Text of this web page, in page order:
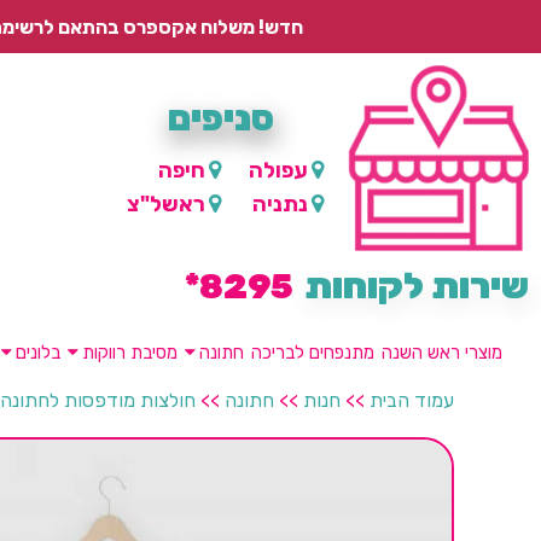
חדש! משלוח אקספרס בהתאם לרשימת היישובים – עד 2 ימי עסקים, ועד 4 ימי עסקים למוצרים
סניפים
עפולה
חיפה
נתניה
ראשל"צ
שירות לקוחות 8295*
מוצרי ראש השנה מתנפחים לבריכה חתונה מסיבת רווקות בלונים
עמוד הבית >> חנות >> חתונה >> חולצות מודפסות לחתונה